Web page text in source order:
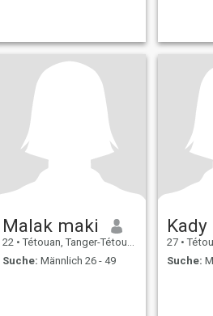
Malak maki
22 • Tétouan, Tanger-Tétouan, Marokko
Suche: Männlich 26 - 49
Kady
27 •
Suche: